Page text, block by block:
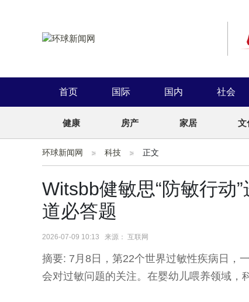
首页 国际 国内 社会
健康 房产 家居 文
环球新闻网 科技 正文
Witsbb健敏思“防敏行动
道必答题
2026-07-09 10:13 来源： 互联网
摘要: 7月8日，第22个世界过敏性疾病日，
会对过敏问题的关注。在婴幼儿喂养领域，